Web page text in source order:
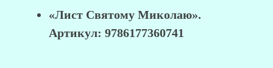
«Лист Святому Миколаю».
Артикул: 9786177360741